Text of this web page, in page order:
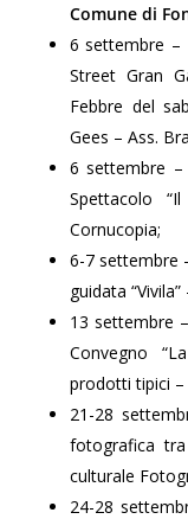
Comune di
6 settembre –
Street Gran
Febbre del
Gees – Ass.
6 settembre –
Spettacolo
Cornucopia;
6-7 settembre
guidata
13 settembre
Convegno
prodotti tipici –
21-28
fotografica
culturale
24-28